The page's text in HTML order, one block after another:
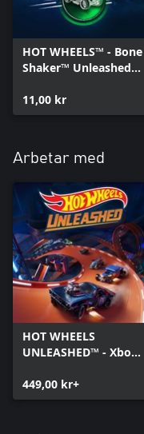
HOT WHEELS™ - Bone
Shaker™ Unleashed
X|S
11,00 kr
Arbetar med
HOT WHEELS
UNLEASHED™ - Xbox
449,00 kr+